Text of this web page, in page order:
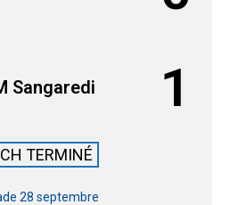
Sangaredi 1
TERMINÉ
28 septembre